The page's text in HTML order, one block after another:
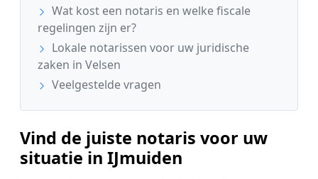
Wat kost een notaris en welke fiscale
regelingen zijn er?
Lokale notarissen voor uw juridische
zaken in Velsen
Veelgestelde vragen
Vind de juiste notaris voor uw
situatie in IJmuiden